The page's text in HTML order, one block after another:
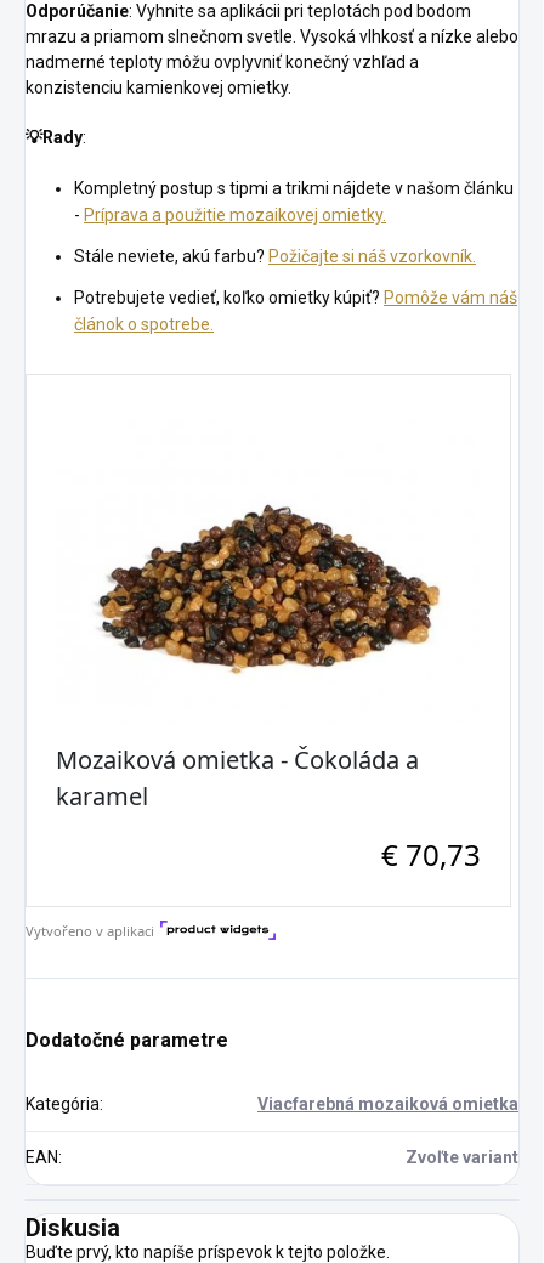
Odporúčanie: Vyhnite sa aplikácii pri teplotách pod bodom
mrazu a priamom slnečnom svetle. Vysoká vlhkosť a nízke alebo
nadmerné teploty môžu ovplyvniť konečný vzhľad a
konzistenciu kamienkovej omietky.
💡Rady:
Kompletný postup s tipmi a trikmi nájdete v našom článku
- Príprava a použitie mozaikovej omietky.
Stále neviete, akú farbu? Požičajte si náš vzorkovník.
Potrebujete vedieť, koľko omietky kúpiť? Pomôže vám náš
článok o spotrebe.
Dodatočné parametre
Kategória: Viacfarebná mozaiková omietka
EAN: Zvoľte variant
Diskusia
Buďte prvý, kto napíše príspevok k tejto položke.